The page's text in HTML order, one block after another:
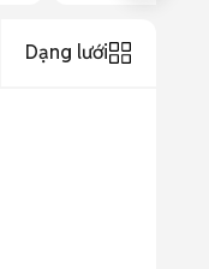
Dạng lưới